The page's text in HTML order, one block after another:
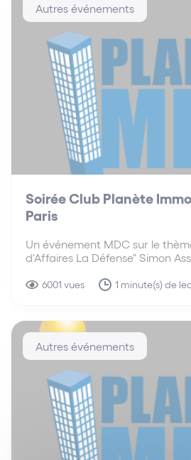
Autres événements
Soirée Club Planète
Paris
Un événement MDC sur le
d'Affaires La Défense" Simon
organisé par MDC avec le Club
6001 vues 1 minute(s) de
Autres événements